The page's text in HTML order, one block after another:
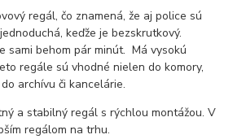
regál, čo znamená, že aj police sú
keďže je bezskrutkový.
sami behom pár minút. Má vysokú
regále sú vhodné nielen do komory,
archívu či kancelárie.
a stabilný regál s rýchlou montážou. V
regálom na trhu.